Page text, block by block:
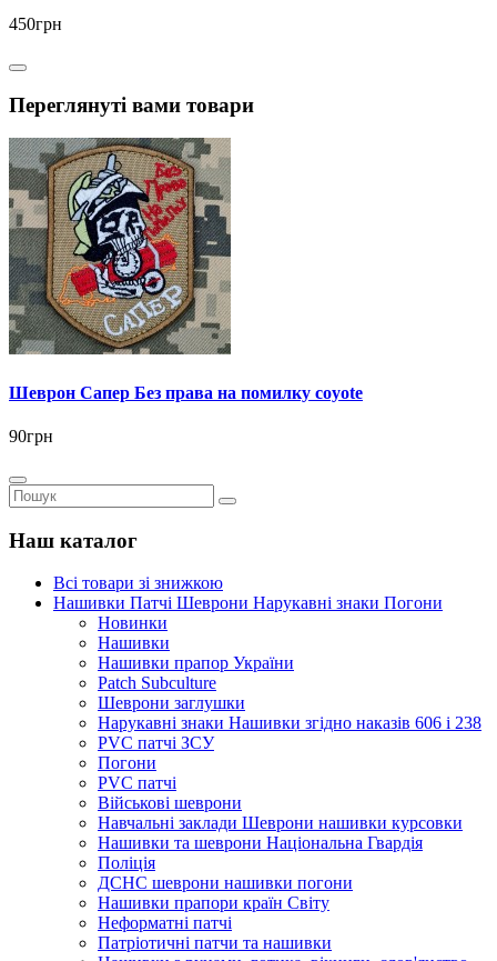
450грн
Переглянуті вами товари
Шеврон Сапер Без права на помилку coyote
90грн
Наш каталог
Всі товари зі знижкою
Нашивки Патчі Шеврони Нарукавні знаки Погони
Новинки
Нашивки
Нашивки прапор України
Рatch Subculture
Шеврони заглушки
Нарукавні знаки Нашивки згідно наказів 606 і 238
PVC патчі ЗСУ
Погони
PVC патчі
Військові шеврони
Навчальні заклади Шеврони нашивки курсовки
Нашивки та шеврони Національна Гвардія
Поліція
ДСНС шеврони нашивки погони
Нашивки прапори країн Світу
Неформатні патчі
Патріотичні патчи та нашивки